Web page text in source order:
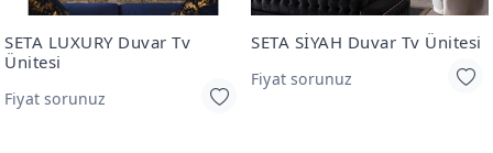
SETA LUXURY Duvar Tv
Ünitesi
Fiyat sorunuz
SETA SİYAH Duvar Tv Ünitesi
Fiyat sorunuz